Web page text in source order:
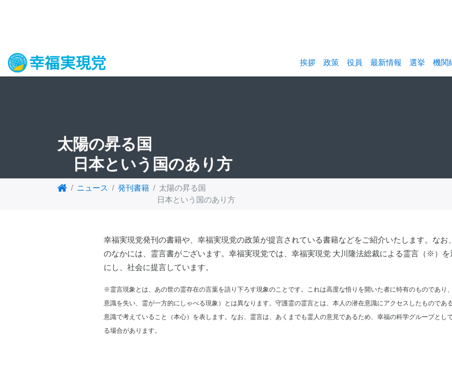
挨拶 政策 役員 最新情報 選挙 機関
太陽の昇る国
日本という国のあり方
ニュース 発刊書籍
太陽の昇る国
日本という国のあり方
幸福実現党発刊の書籍や、幸福実現党の政策が提言されている書籍などをご紹介いたします。なお
のなかには、霊言書がございます。幸福実現党では、幸福実現党 大川隆法総裁による霊言（※）
にし、社会に提言しています。
※霊言現象とは、あの世の霊存在の言葉を語り下ろす現象のことです。これは高度な悟りを開いた者に特有のものであり
意識を失い、霊が一方的にしゃべる現象）とは異なります。守護霊の霊言とは、本人の潜在意識にアクセスしたものであ
意識で考えていること（本心）を表します。なお、霊言は、あくまでも霊人の意見であるため、幸福の科学グループとし
る場合があります。